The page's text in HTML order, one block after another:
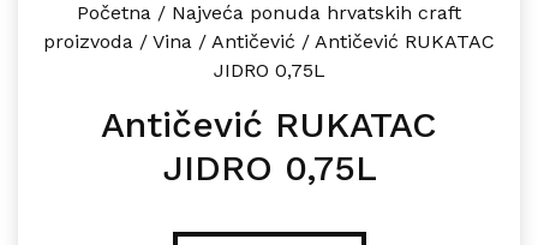
Početna / Najveća ponuda hrvatskih craft
proizvoda / Vina / Antičević / Antičević RUKATAC
JIDRO 0,75L
Antičević RUKATAC
JIDRO 0,75L